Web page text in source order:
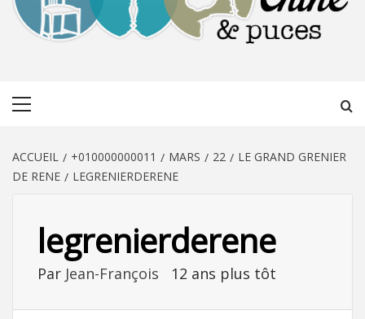
ACCUEIL +010000000011 MARS 22
LE GRAND GRENIER
DE RENE
LEGRENIERDERENE
legrenierderene
Par Jean-François 12 ans plus tôt